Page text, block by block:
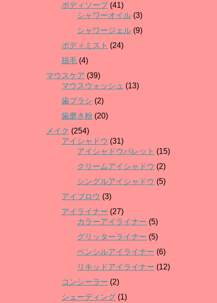
ボディソープ(41)
シャワーオイル (3)
シャワージェル (9)
ボディミスト (24)
脱毛 (4)
マウスケア (39)
マウスウォッシュ (13)
歯ブラシ (2)
歯磨き粉 (20)
メイク (254)
アイシャドウ (31)
アイシャドウパレット (15)
クリームアイシャドウ (2)
シングルアイシャドウ (5)
アイブロウ (3)
アイライナー (27)
カラーアイライナー (5)
グリッターライナー (5)
ペンシルアイライナー (6)
リキッドアイライナー (12)
コンシーラー (2)
シェーディング (1)